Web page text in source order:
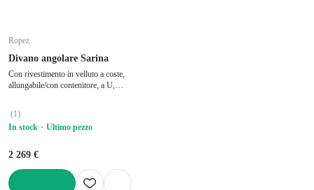
Ropez
Divano angolare Sarina
Con rivestimento in velluto a coste,
allungabile/con contenitore, a U,
cm, profondità totale 168 cm, profondità
della seduta 82 cm
(1)
In stock
Ultimo pezzo
2 269 €